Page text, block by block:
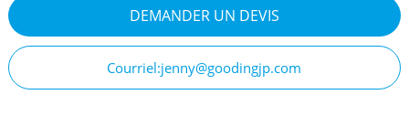
DEMANDER UN DEVIS
Courriel:jenny@goodingjp.com